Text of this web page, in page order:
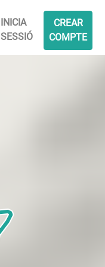
INICIA
SESSIÓ
CREAR
COMPTE